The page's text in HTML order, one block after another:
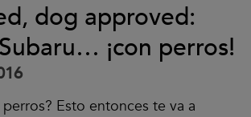
dog approved:
¡con perros!
Esto entonces te va a